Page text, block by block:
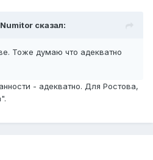
Numitor сказал:
Тоже думаю что адекватно
- адекватно. Для Ростова,